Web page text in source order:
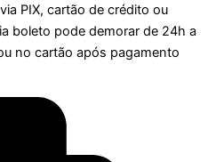
PIX, cartão de crédito ou
boleto pode demorar de 24h a
no cartão após pagamento